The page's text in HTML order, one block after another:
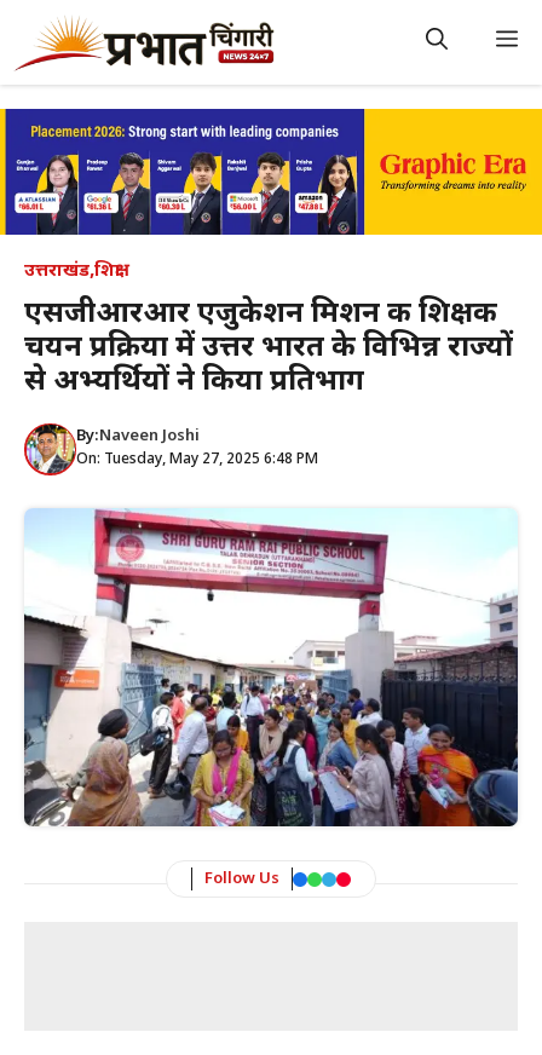
content
उत्तराखंड,शिक्षा
एसजीआरआर एजुकेशन मिशन की शिक्षक
चयन प्रक्रिया में उत्तर भारत के विभिन्न राज्यों
से अभ्यर्थियों ने किया प्रतिभाग
By:Naveen Joshi
On: Tuesday, May 27, 2025 6:48 PM
Follow Us